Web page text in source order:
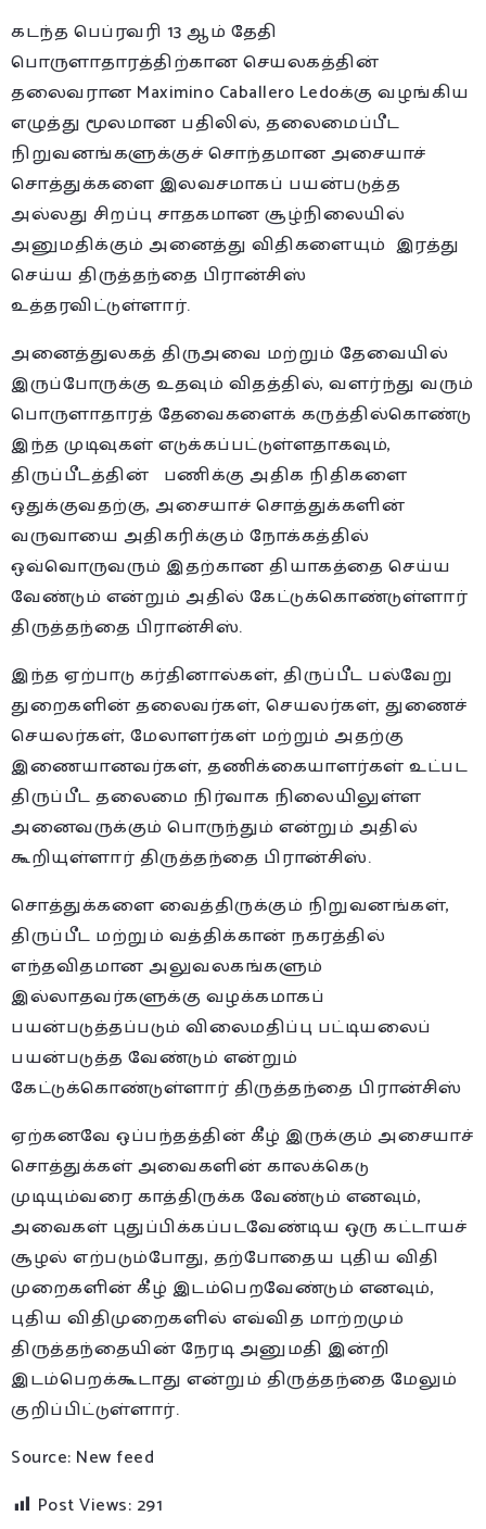
கடந்த பெப்ரவரி 13 ஆம் தேதி
பொருளாதாரத்திற்கான செயலகத்தின்
தலைவரான Maximino Caballero Ledoக்கு வழங்கிய
எழுத்து மூலமான பதிலில், தலைமைப்பீட
நிறுவனங்களுக்குச் சொந்தமான அசையாச்
சொத்துக்களை இலவசமாகப் பயன்படுத்த
அல்லது சிறப்பு சாதகமான சூழ்நிலையில்
அனுமதிக்கும் அனைத்து விதிகளையும் இரத்து
செய்ய திருத்தந்தை பிரான்சிஸ்
உத்தரவிட்டுள்ளார்.
அனைத்துலகத் திருஅவை மற்றும் தேவையில்
இருப்போருக்கு உதவும் விதத்தில், வளர்ந்து வரும்
பொருளாதாரத் தேவைகளைக் கருத்தில்கொண்டு
இந்த முடிவுகள் எடுக்கப்பட்டுள்ளதாகவும்,
திருப்பீடத்தின் பணிக்கு அதிக நிதிகளை
ஒதுக்குவதற்கு, அசையாச் சொத்துக்களின்
வருவாயை அதிகரிக்கும் நோக்கத்தில்
ஒவ்வொருவரும் இதற்கான தியாகத்தை செய்ய
வேண்டும் என்றும் அதில் கேட்டுக்கொண்டுள்ளார்
திருத்தந்தை பிரான்சிஸ்.
இந்த ஏற்பாடு கர்தினால்கள், திருப்பீட பல்வேறு
துறைகளின் தலைவர்கள், செயலர்கள், துணைச்
செயலர்கள், மேலாளர்கள் மற்றும் அதற்கு
இணையானவர்கள், தணிக்கையாளர்கள் உட்பட
திருப்பீட தலைமை நிர்வாக நிலையிலுள்ள
அனைவருக்கும் பொருந்தும் என்றும் அதில்
கூறியுள்ளார் திருத்தந்தை பிரான்சிஸ்.
சொத்துக்களை வைத்திருக்கும் நிறுவனங்கள்,
திருப்பீட மற்றும் வத்திக்கான் நகரத்தில்
எந்தவிதமான அலுவலகங்களும்
இல்லாதவர்களுக்கு வழக்கமாகப்
பயன்படுத்தப்படும் விலைமதிப்பு பட்டியலைப்
பயன்படுத்த வேண்டும் என்றும்
கேட்டுக்கொண்டுள்ளார் திருத்தந்தை பிரான்சிஸ்
ஏற்கனவே ஒப்பந்தத்தின் கீழ் இருக்கும் அசையாச்
சொத்துக்கள் அவைகளின் காலக்கெடு
முடியும்வரை காத்திருக்க வேண்டும் எனவும்,
அவைகள் புதுப்பிக்கப்படவேண்டிய ஒரு கட்டாயச்
சூழல் எற்படும்போது, தற்போதைய புதிய விதி
முறைகளின் கீழ் இடம்பெறவேண்டும் எனவும்,
புதிய விதிமுறைகளில் எவ்வித மாற்றமும்
திருத்தந்தையின் நேரடி அனுமதி இன்றி
இடம்பெறக்கூடாது என்றும் திருத்தந்தை மேலும்
குறிப்பிட்டுள்ளார்.
Source: New feed
Post Views: 291